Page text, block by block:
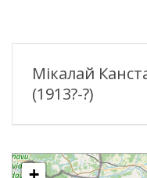
Мікалай
(1913?-?)